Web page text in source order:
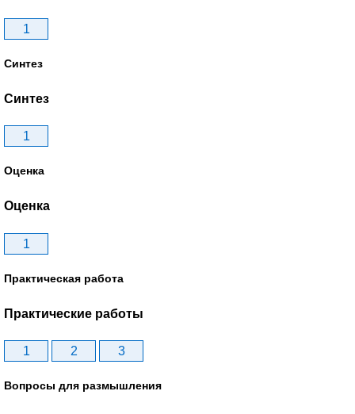
1
Синтез
Синтез
1
Оценка
Оценка
1
Практическая работа
Практические работы
1 2 3
Вопросы для размышления